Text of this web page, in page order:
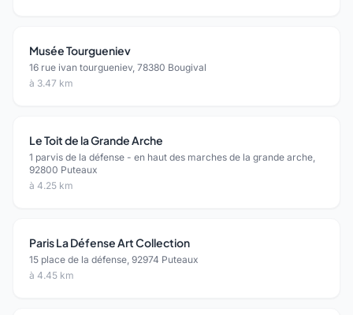
Musée Tourgueniev
16 rue ivan tourgueniev, 78380 Bougival
à 3.47 km
Le Toit de la Grande Arche
1 parvis de la défense - en haut des marches de la grande arche,
92800 Puteaux
à 4.25 km
Paris La Défense Art Collection
15 place de la défense, 92974 Puteaux
à 4.45 km